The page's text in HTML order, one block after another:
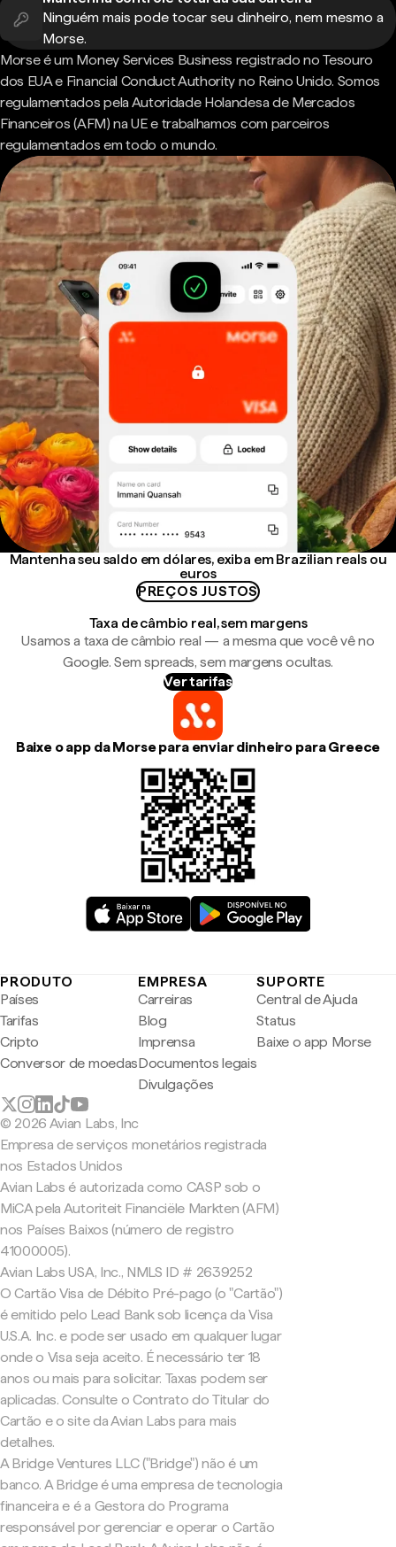
Ninguém mais pode tocar seu dinheiro, nem mesmo a
Morse.
Morse é um Money Services Business registrado no Tesouro
dos EUA e Financial Conduct Authority no Reino Unido. Somos
regulamentados pela Autoridade Holandesa de Mercados
Financeiros (AFM) na UE e trabalhamos com parceiros
regulamentados em todo o mundo.
Mantenha seu saldo em dólares, exiba em Brazilian reals ou
euros
PREÇOS JUSTOS
Taxa de câmbio real, sem margens
Usamos a taxa de câmbio real — a mesma que você vê no
Google. Sem spreads, sem margens ocultas.
Ver tarifas
Baixe o app da Morse para enviar dinheiro para Greece
PRODUTO
Países
Tarifas
Cripto
Conversor de moedas
EMPRESA
Carreiras
Blog
Imprensa
Documentos legais
Divulgações
SUPORTE
Central de Ajuda
Status
Baixe o app Morse
© 2026 Avian Labs, Inc
Empresa de serviços monetários registrada
nos Estados Unidos
Avian Labs é autorizada como CASP sob o
MiCA pela Autoriteit Financiële Markten (AFM)
nos Países Baixos (número de registro
41000005).
Avian Labs USA, Inc., NMLS ID # 2639252
O Cartão Visa de Débito Pré-pago (o "Cartão")
é emitido pelo Lead Bank sob licença da Visa
U.S.A. Inc. e pode ser usado em qualquer lugar
onde o Visa seja aceito. É necessário ter 18
anos ou mais para solicitar. Taxas podem ser
aplicadas. Consulte o Contrato do Titular do
Cartão e o site da Avian Labs para mais
detalhes.
A Bridge Ventures LLC ("Bridge") não é um
banco. A Bridge é uma empresa de tecnologia
financeira e é a Gestora do Programa
responsável por gerenciar e operar o Cartão